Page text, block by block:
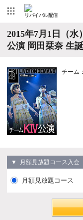
リバイバル配信
2015年7月1日（水
公演 岡田栞奈 生
チーム：
▼ 月額見放題コース入会
月額見放題コース